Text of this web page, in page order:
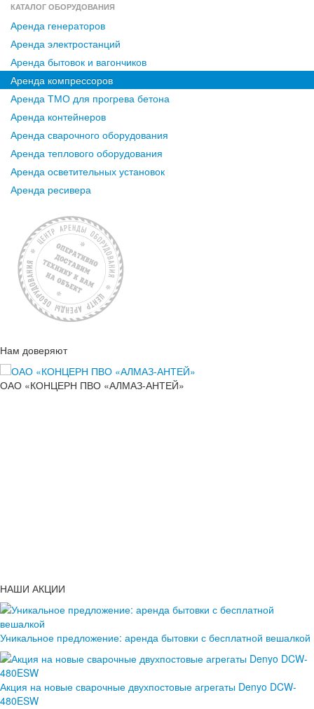
КАТАЛОГ ОБОРУДОВАНИЯ
Аренда генераторов
Аренда электростанций
Аренда бытовок и вагончиков
Аренда компрессоров
Аренда ТМО для прогрева бетона
Аренда контейнеров
Аренда сварочного оборудования
Аренда теплового оборудования
Аренда осветительных установок
Аренда ресивера
Нам доверяют
ОАО «КОНЦЕРН ПВО «АЛМАЗ-АНТЕЙ»
НАШИ АКЦИИ
Уникальное предложение: аренда бытовки с бесплатной вешалкой
Акция на новые сварочные двухпостовые агрегаты Denyo DCW-
480ESW